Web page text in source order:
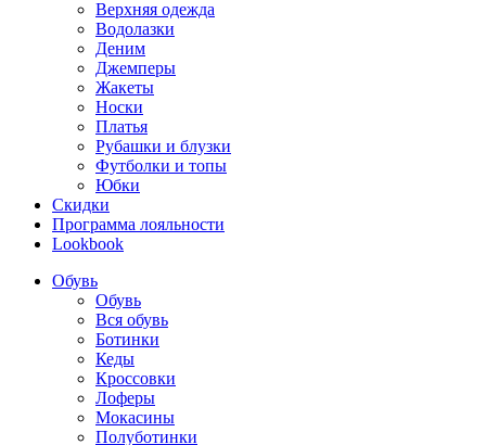
Верхняя одежда
Водолазки
Деним
Джемперы
Жакеты
Носки
Платья
Рубашки и блузки
Футболки и топы
Юбки
Скидки
Программа лояльности
Lookbook
Обувь
Обувь
Вся обувь
Ботинки
Кеды
Кроссовки
Лоферы
Мокасины
Полуботинки